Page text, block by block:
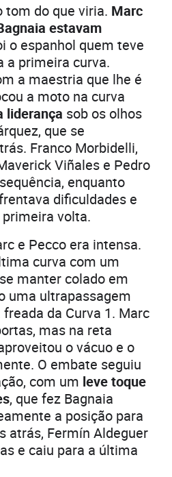
tom do que viria. Marc
estavam
o espanhol quem teve
a primeira curva.
a maestria que lhe é
a moto na curva
liderança sob os olhos
que se
Franco Morbidelli,
Viñales e Pedro
enquanto
dificuldades e
volta.
e Pecco era intensa.
curva com um
manter colado em
uma ultrapassagem
da Curva 1. Marc
mas na reta
o vácuo e o
O embate seguiu
com um leve toque
, que fez Bagnaia
a posição para
atrás, Fermín Aldeguer
e caiu para a última